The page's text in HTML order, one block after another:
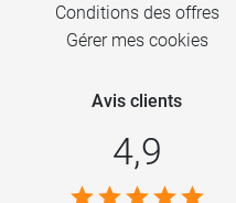
Conditions des offres
Gérer mes cookies
Avis clients
4,9